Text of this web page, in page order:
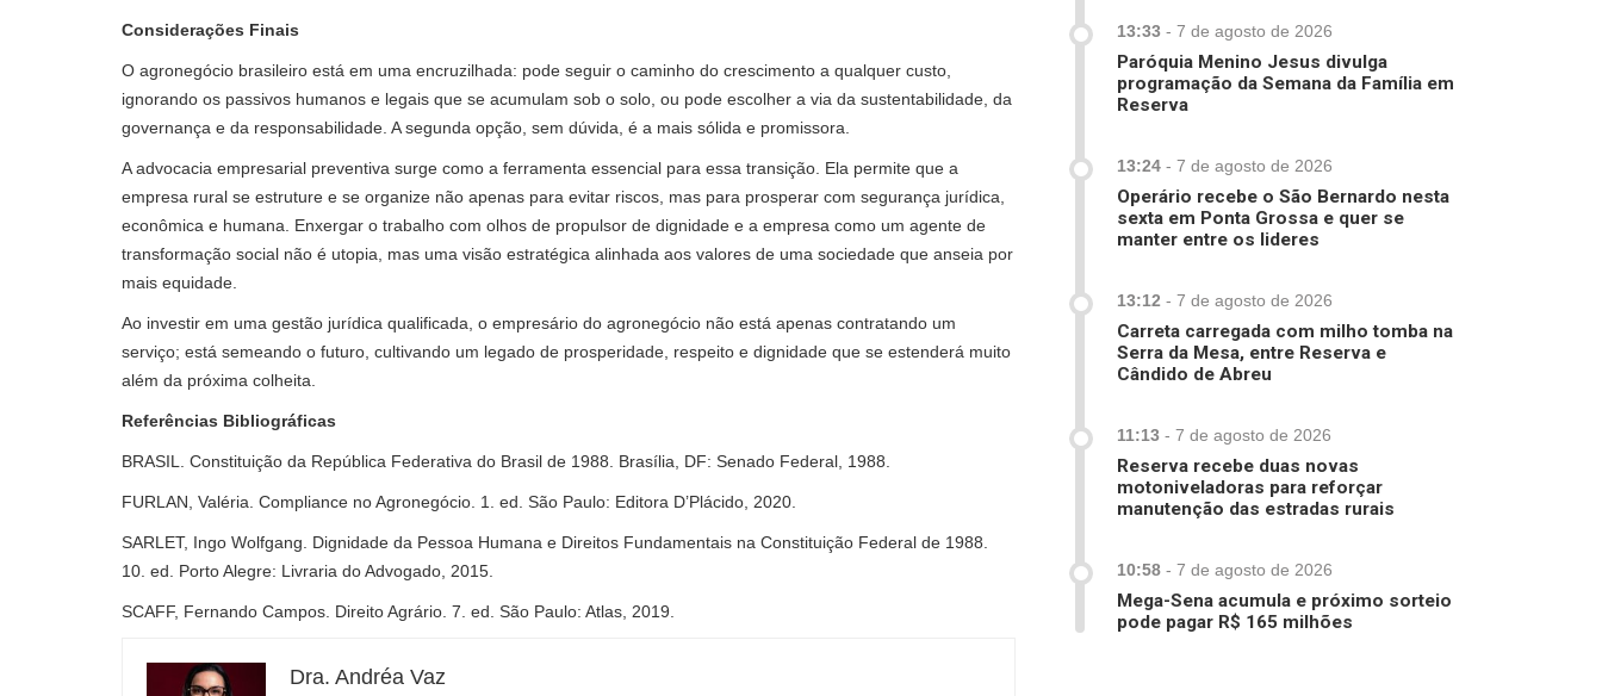
Considerações Finais
O agronegócio brasileiro está em uma encruzilhada: pode seguir o caminho do crescimento a qualquer custo,
ignorando os passivos humanos e legais que se acumulam sob o solo, ou pode escolher a via da sustentabilidade, da
governança e da responsabilidade. A segunda opção, sem dúvida, é a mais sólida e promissora.
A advocacia empresarial preventiva surge como a ferramenta essencial para essa transição. Ela permite que a
empresa rural se estruture e se organize não apenas para evitar riscos, mas para prosperar com segurança jurídica,
econômica e humana. Enxergar o trabalho com olhos de propulsor de dignidade e a empresa como um agente de
transformação social não é utopia, mas uma visão estratégica alinhada aos valores de uma sociedade que anseia por
mais equidade.
Ao investir em uma gestão jurídica qualificada, o empresário do agronegócio não está apenas contratando um
serviço; está semeando o futuro, cultivando um legado de prosperidade, respeito e dignidade que se estenderá muito
além da próxima colheita.
Referências Bibliográficas
BRASIL. Constituição da República Federativa do Brasil de 1988. Brasília, DF: Senado Federal, 1988.
FURLAN, Valéria. Compliance no Agronegócio. 1. ed. São Paulo: Editora D’Plácido, 2020.
SARLET, Ingo Wolfgang. Dignidade da Pessoa Humana e Direitos Fundamentais na Constituição Federal de 1988.
10. ed. Porto Alegre: Livraria do Advogado, 2015.
SCAFF, Fernando Campos. Direito Agrário. 7. ed. São Paulo: Atlas, 2019.
Dra. Andréa Vaz
13:33 - 7 de agosto de 2026
Paróquia Menino Jesus divulga
programação da Semana da Família em
Reserva
13:24 - 7 de agosto de 2026
Operário recebe o São Bernardo nesta
sexta em Ponta Grossa e quer se
manter entre os lideres
13:12 - 7 de agosto de 2026
Carreta carregada com milho tomba na
Serra da Mesa, entre Reserva e
Cândido de Abreu
11:13 - 7 de agosto de 2026
Reserva recebe duas novas
motoniveladoras para reforçar
manutenção das estradas rurais
10:58 - 7 de agosto de 2026
Mega-Sena acumula e próximo sorteio
pode pagar R$ 165 milhões